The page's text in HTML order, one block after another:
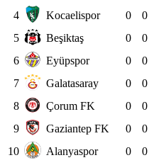
4
Kocaelispor 0
0
5
Beşiktaş 0
0
6
Eyüpspor 0
0
7
Galatasaray 0
0
8
Çorum FK 0
0
9
Gaziantep FK 0
0
10
Alanyaspor 0
0